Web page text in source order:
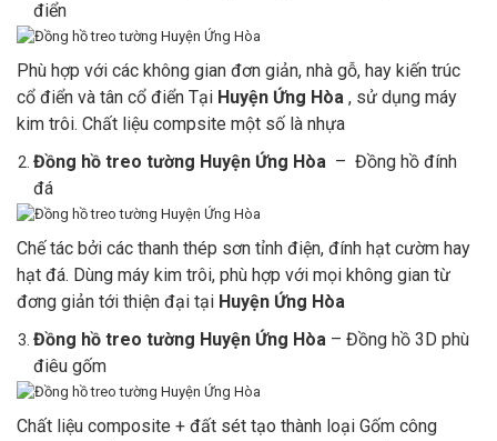
điển
Phù hợp với các không gian đơn giản, nhà gỗ, hay kiến trúc
cổ điển và tân cổ điển Tại Huyện Ứng Hòa , sử dụng máy
kim trôi. Chất liệu compsite một số là nhựa
Đồng hồ treo tường Huyện Ứng Hòa – Đồng hồ đính
đá
Chế tác bởi các thanh thép sơn tỉnh điện, đính hạt cườm hay
hạt đá. Dùng máy kim trôi, phù hợp với mọi không gian từ
đơng giản tới thiện đại tại Huyện Ứng Hòa
Đồng hồ treo tường Huyện Ứng Hòa – Đồng hồ 3D phù
điêu gốm
Chất liệu composite + đất sét tạo thành loại Gốm công